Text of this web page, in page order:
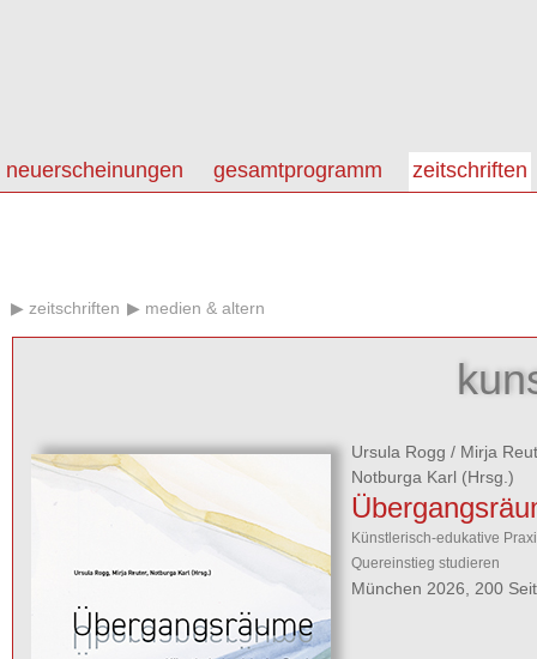
neuerscheinungen gesamtprogramm zeitschriften
zeitschriften medien & altern
Ursula Rogg / Mirja
Notburga Karl (Hrsg.)
Künstlerisch-edukative
Quereinstieg studieren
München 2026, 200